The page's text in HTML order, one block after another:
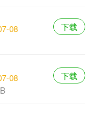
08
下载
08
下载